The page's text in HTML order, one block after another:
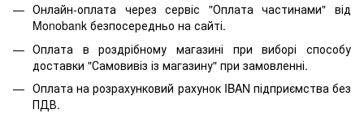
Онлайн-оплата через сервіс "Оплата частинами" від
Monobank безпосередньо на сайті.
Оплата в роздрібному магазині при виборі способу
доставки "Самовивіз із магазину" при замовленні.
Оплата на розрахунковий рахунок IBAN підприємства без
ПДВ.